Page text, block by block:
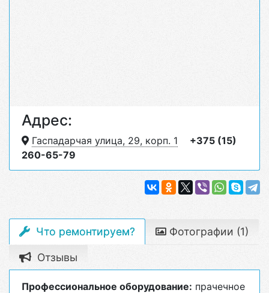
Адрес:
Гаспадарчая улица, 29, корп. 1
+375 (15)
260-65-79
Что ремонтируем? Фотографии (1)
Отзывы
Профессиональное оборудование: прачечное